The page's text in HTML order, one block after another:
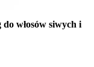
włosów siwych i